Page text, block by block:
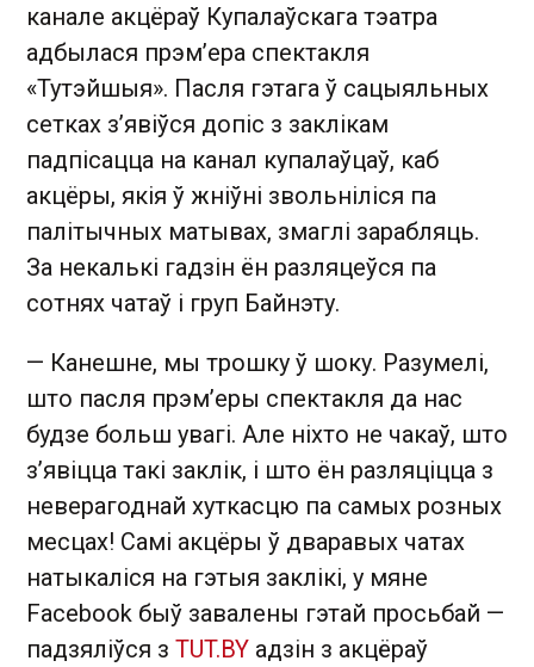
канале акцёраў Купалаўскага тэатра
адбылася прэм’ера спектакля
«Тутэйшыя». Пасля гэтага ў сацыяльных
сетках з’явіўся допіс з заклікам
падпісацца на канал купалаўцаў, каб
акцёры, якія ў жніўні звольніліся па
палітычных матывах, змаглі зарабляць.
За некалькі гадзін ён разляцеўся па
сотнях чатаў і груп Байнэту.
— Канешне, мы трошку ў шоку. Разумелі,
што пасля прэм’еры спектакля да нас
будзе больш увагі. Але ніхто не чакаў, што
з’явіцца такі заклік, і што ён разляціцца з
неверагоднай хуткасцю па самых розных
месцах! Самі акцёры ў дваравых чатах
натыкаліся на гэтыя заклікі, у мяне
Facebook быў завалены гэтай просьбай —
падзяліўся з TUT.BY адзін з акцёраў